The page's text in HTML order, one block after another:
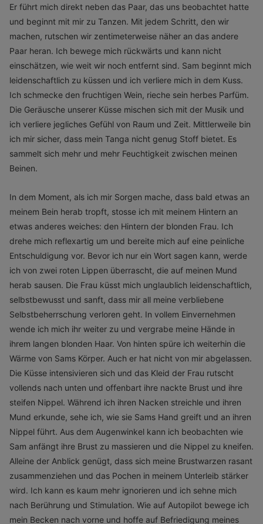
Er führt mich direkt neben das Paar, das uns beobachtet hatte
und beginnt mit mir zu Tanzen. Mit jedem Schritt, den wir
machen, rutschen wir zentimeterweise näher an das andere
Paar heran. Ich bewege mich rückwärts und kann nicht
einschätzen, wie weit wir noch entfernt sind. Sam beginnt mich
leidenschaftlich zu küssen und ich verliere mich in dem Kuss.
Ich schmecke den fruchtigen Wein, rieche sein herbes Parfüm.
Die Geräusche unserer Küsse mischen sich mit der Musik und
ich verliere jegliches Gefühl von Raum und Zeit. Mittlerweile bin
ich mir sicher, dass mein Tanga nicht genug Stoff bietet. Es
sammelt sich mehr und mehr Feuchtigkeit zwischen meinen
Beinen.
In dem Moment, als ich mir Sorgen mache, dass bald etwas an
meinem Bein herab tropft, stosse ich mit meinem Hintern an
etwas anderes weiches: den Hintern der blonden Frau. Ich
drehe mich reflexartig um und bereite mich auf eine peinliche
Entschuldigung vor. Bevor ich nur ein Wort sagen kann, werde
ich von zwei roten Lippen überrascht, die auf meinen Mund
herab sausen. Die Frau küsst mich unglaublich leidenschaftlich,
selbstbewusst und sanft, dass mir all meine verbliebene
Selbstbeherrschung verloren geht. In vollem Einvernehmen
wende ich mich ihr weiter zu und vergrabe meine Hände in
ihrem langen blonden Haar. Von hinten spüre ich weiterhin die
Wärme von Sams Körper. Auch er hat nicht von mir abgelassen.
Die Küsse intensivieren sich und das Kleid der Frau rutscht
vollends nach unten und offenbart ihre nackte Brust und ihre
steifen Nippel. Während ich ihren Nacken streichle und ihren
Mund erkunde, sehe ich, wie sie Sams Hand greift und an ihren
Nippel führt. Aus dem Augenwinkel kann ich beobachten wie
Sam anfängt ihre Brust zu massieren und die Nippel zu kneifen.
Alleine der Anblick genügt, dass sich meine Brustwarzen rasant
zusammenziehen und das Pochen in meinem Unterleib stärker
wird. Ich kann es kaum mehr ignorieren und ich sehne mich
nach Berührung und Stimulation. Wie auf Autopilot bewege ich
mein Becken nach vorne und hoffe auf Befriedigung meines